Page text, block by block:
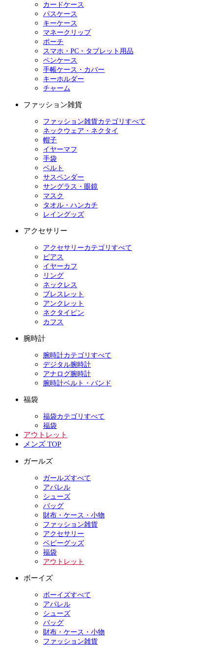
カードケース
パスケース
キーケース
マネークリップ
ポーチ
スマホ・PC・タブレット用品
ペンケース
手帳ケース・カバー
キーホルダー
チャーム
ファッション雑貨
ファッション雑貨カテゴリすべて
ネックウェア・ネクタイ
帽子
イヤーマフ
手袋
ベルト
サスペンダー
サングラス・眼鏡
マスク
タオル・ハンカチ
レイングッズ
アクセサリー
アクセサリーカテゴリすべて
ピアス
イヤーカフ
リング
ネックレス
ブレスレット
アンクレット
ネクタイピン
カフス
腕時計
腕時計カテゴリすべて
デジタル腕時計
アナログ腕時計
腕時計ベルト・バンド
福袋
福袋カテゴリすべて
福袋
アウトレット
メンズ TOP
ガールズ
ガールズすべて
アパレル
シューズ
バッグ
財布・ケース・小物
ファッション雑貨
アクセサリー
ベビーグッズ
福袋
アウトレット
ボーイズ
ボーイズすべて
アパレル
シューズ
バッグ
財布・ケース・小物
ファッション雑貨